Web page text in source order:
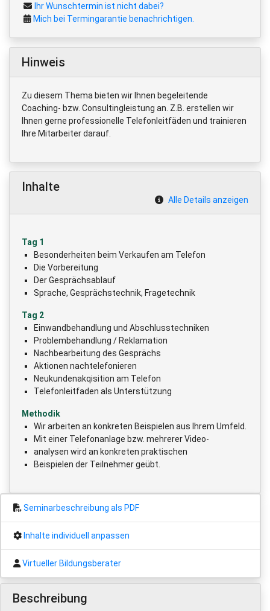
Ihr Wunschtermin ist nicht dabei?
Mich bei Termingarantie benachrichtigen.
Hinweis
Zu diesem Thema bieten wir Ihnen begeleitende
Coaching- bzw. Consultingleistung an. Z.B. erstellen wir
Ihnen gerne professionelle Telefonleitfäden und trainieren
Ihre Mitarbeiter darauf.
Inhalte
Alle Details anzeigen
Tag 1
Besonderheiten beim Verkaufen am Telefon
Die Vorbereitung
Der Gesprächsablauf
Sprache, Gesprächstechnik, Fragetechnik
Tag 2
Einwandbehandlung und Abschlusstechniken
Problembehandlung / Reklamation
Nachbearbeitung des Gesprächs
Aktionen nachtelefonieren
Neukundenakqisition am Telefon
Telefonleitfaden als Unterstützung
Methodik
Wir arbeiten an konkreten Beispielen aus Ihrem Umfeld.
Mit einer Telefonanlage bzw. mehrerer Video-
analysen wird an konkreten praktischen
Beispielen der Teilnehmer geübt.
Seminarbeschreibung als PDF
Inhalte individuell anpassen
Virtueller Bildungsberater
Beschreibung